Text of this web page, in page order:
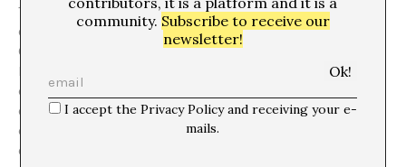
Thelema, sociedad secreta basada en la magia y el
esoterismo creada en Cefalú (Sicília) por Aleister
Crowley en 1920, y clausurada tres años después por
Mussolini debido a sus “actitudes indeseables”. En
definitiva, relatos oscuros, desconocidos, dudosos u
olvidados que Koester recupera de forma ágil, sin
didactismo naif ni intelectualización premeditada, para
construir así un imaginario conceptual repleto de
community. Subscribe to receive our
newsletter!
I accept the Privacy Policy and receiving your e-
mails.